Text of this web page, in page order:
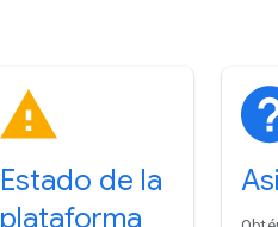
Estado de la
plataforma